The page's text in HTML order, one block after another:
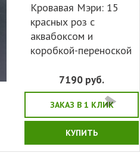
Кровавая Мэри: 15
красных роз с
аквабоксом и
коробкой-переноской
7190 руб.
ЗАКАЗ В 1 КЛИК
КУПИТЬ